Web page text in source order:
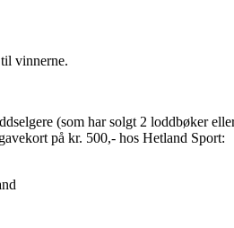
vinnerne.
(som har solgt 2 loddbøker
på kr. 500,- hos Hetland Sport: